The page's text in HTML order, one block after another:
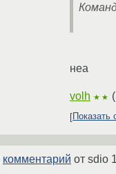
неа
volh ★★ (
Показать
комментарий от sdio